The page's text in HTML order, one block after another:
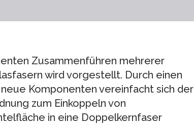
Zusammenführen mehrerer
wird vorgestellt. Durch einen
Komponenten vereinfacht sich der
zum Einkoppeln von
in eine Doppelkernfaser